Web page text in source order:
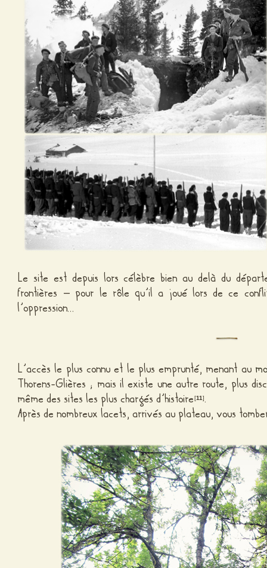
Le site est depuis lors célèbre bien au delà du
frontières – pour le rôle qu’il a joué lors de ce
l’oppression…
L’accès le plus connu et le plus emprunté, menant au
Thorens-Glières ; mais il existe une autre route, plus
même des sites les plus chargés d’histoire[11].
Après de nombreux lacets, arrivés au plateau, vous